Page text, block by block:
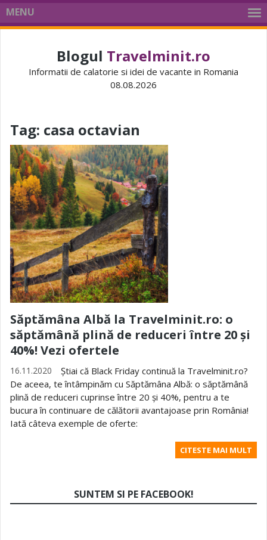
MENU
Blogul Travelminit.ro
Informatii de calatorie si idei de vacante in Romania
08.08.2026
Tag: casa octavian
Săptămâna Albă la Travelminit.ro: o
săptămână plină de reduceri între 20 și
40%! Vezi ofertele
16.11.2020
Știai că Black Friday continuă la Travelminit.ro?
De aceea, te întâmpinăm cu Săptămâna Albă: o săptămână
plină de reduceri cuprinse între 20 și 40%, pentru a te
bucura în continuare de călătorii avantajoase prin România!
Iată câteva exemple de oferte:
CITESTE MAI MULT
SUNTEM SI PE FACEBOOK!